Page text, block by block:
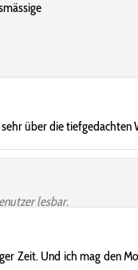
über die tiefgedachten
lesbar.
Zeit. Und ich mag den